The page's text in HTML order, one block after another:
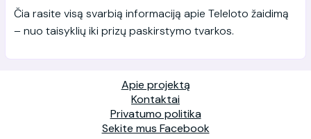
Čia rasite visą svarbią informaciją apie Teleloto žaidimą
– nuo taisyklių iki prizų paskirstymo tvarkos.
Apie projektą
Kontaktai
Privatumo politika
Sekite mus Facebook